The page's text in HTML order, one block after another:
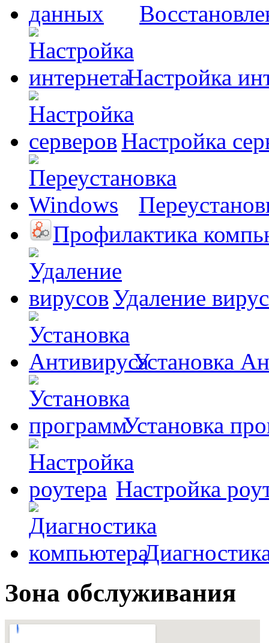
Настройка
Настройка
Профилактика
Удаление
Установка
Установка
Настройка
Зона обслуживания